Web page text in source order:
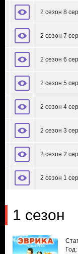
2 сезон 8
2 сезон 7
2 сезон 6
2 сезон 5
2 сезон 4
2 сезон 3
2 сезон 2
2 сезон 1
1 сезон